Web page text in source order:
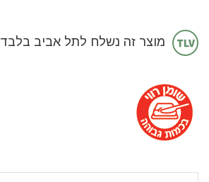
מוצר זה נשלח לתל אביב בלבד